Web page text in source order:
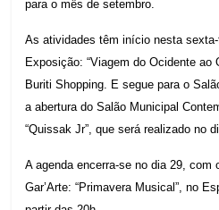
para o mês de setembro.
As atividades têm início nesta
Exposição: “Viagem do Ocidente ao
Buriti Shopping. E segue para o
a abertura do Salão Municipal
“Quissak Jr”, que será realizado no
A agenda encerra-se no dia 29, com
Gar’Arte: “Primavera Musical”, no